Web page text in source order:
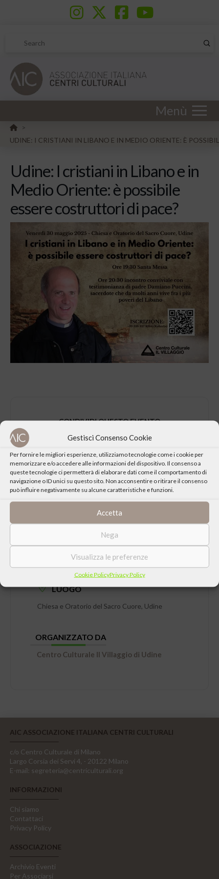
Gestisci Consenso Cookie
Per fornire le migliori esperienze, utilizziamo tecnologie come i cookie per
memorizzare e/o accedere alle informazioni del dispositivo. Il consenso a
queste tecnologie ci permetterà di elaborare dati come il comportamento di
navigazione o ID unici su questo sito. Non acconsentire o ritirare il consenso
può influire negativamente su alcune caratteristiche e funzioni.
Accetta
Nega
Visualizza le preferenze
Cookie PolicyPrivacy Policy
Search
Menù
HOME
>
UDINE: I CRISTIANI IN LIBANO E IN MEDIO ORIENTE: È
Udine: I cristiani in Libano e in
Medio Oriente: è possibile
essere costruttori di pace?
CONDIVIDI QUESTO EVENTO
DATA
Venerdì 30 Maggio 2025 ore 20:30
LUOGO
Chiesa e Oratorio del Sacro Cuore, Udine
ORGANIZZATO DA
Centro Culturale Il Villaggio di Udine
AIC ASSOCIAZIONE ITALIANA CENTRI CULTURALI
c/o Centro Culturale di Milano
Largo Corsia dei Servi 4, - 20122 Milano
E-mail: segreteria@centriculturali.org
INFORMAZIONI
Chi siamo
Contattaci
Privacy Policy
ASSOCIAZIONE
Archivio Eventi
Per Associarsi